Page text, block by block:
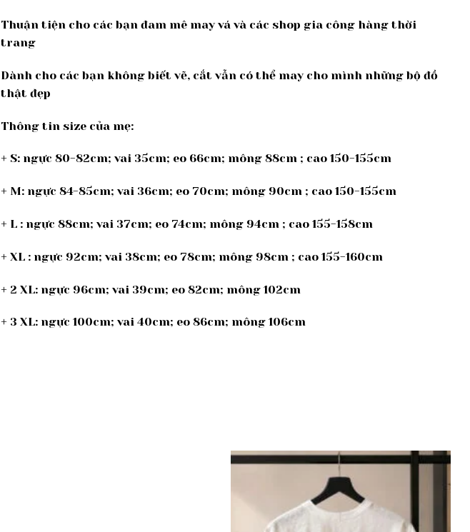
Thuận tiện cho các bạn đam mê may vá và các shop gia công hàng thời
trang
Dành cho các bạn không biết vẽ, cắt vẫn có thể may cho mình những bộ đồ
thật đẹp
Thông tin size của mẹ:
+ S: ngực 80-82cm; vai 35cm; eo 66cm; mông 88cm ; cao 150-155cm
+ M: ngực 84-85cm; vai 36cm; eo 70cm; mông 90cm ; cao 150-155cm
+ L : ngực 88cm; vai 37cm; eo 74cm; mông 94cm ; cao 155-158cm
+ XL : ngực 92cm; vai 38cm; eo 78cm; mông 98cm ; cao 155-160cm
+ 2 XL: ngực 96cm; vai 39cm; eo 82cm; mông 102cm
+ 3 XL: ngực 100cm; vai 40cm; eo 86cm; mông 106cm